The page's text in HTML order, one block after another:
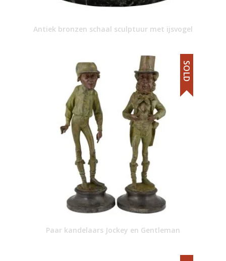
Antiek bronzen schaal sculptuur met ijsvogel
Paar kandelaars Jockey en Gentleman
SOLD